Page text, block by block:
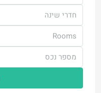
חדרי שינה
Rooms